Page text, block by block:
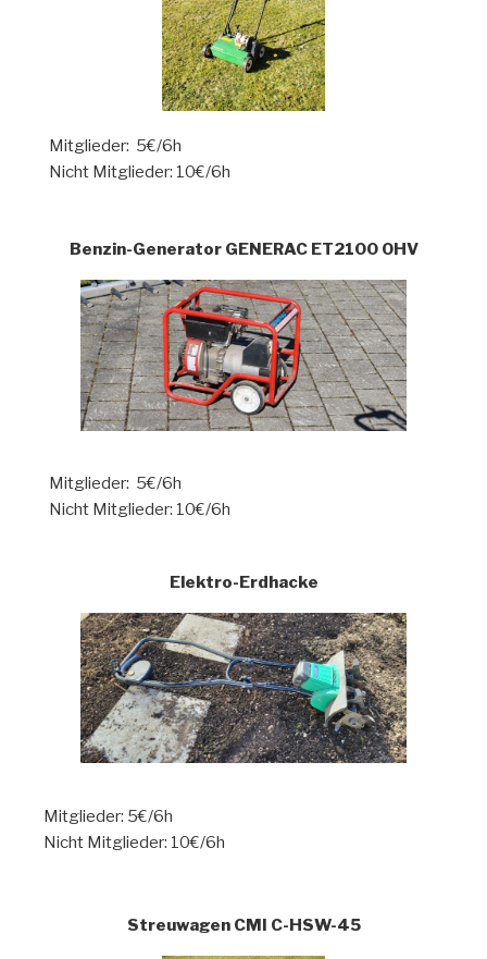
Mitglieder: 5€/6h
Nicht Mitglieder: 10€/6h
Benzin-Generator GENERAC ET2100 OHV
Mitglieder: 5€/6h
Nicht Mitglieder: 10€/6h
Elektro-Erdhacke
Mitglieder: 5€/6h
Nicht Mitglieder: 10€/6h
Streuwagen CMI C-HSW-45